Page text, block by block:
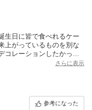
生日に皆で食べれるケー
上がっているものを別な
レーションしたかった
頼んだショップさんのは
っぽく感じました。近
クッキーのケーキ？固す
スポンジは本当にフワ
ルギーの方に是非教えた
さらに表示
参考になった